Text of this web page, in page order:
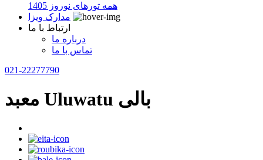
همه تورهای نوروز 1405
مدارک ویزا
ارتباط با ما
درباره ما
تماس با ما
021-22277790
معبد Uluwatu بالی